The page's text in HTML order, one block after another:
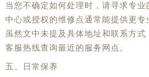
当您不确定如何处理时，请寻求专
中心或授权的维修点通常能提供更专
虽然文中未提及具体地址和联系方
客服热线查询最近的服务网点。
五、日常保养